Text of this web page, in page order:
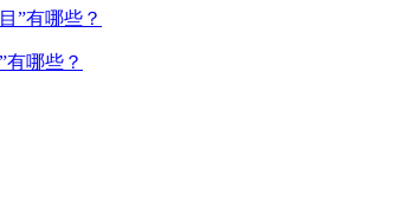
哪些？